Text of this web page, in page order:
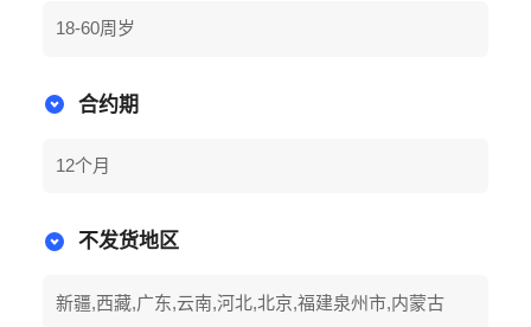
18-60周岁
合约期
12个月
不发货地区
新疆,西藏,广东,云南,河北,北京,福建泉州市,内蒙古